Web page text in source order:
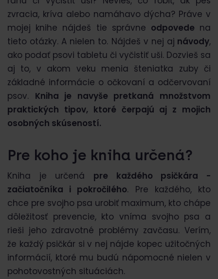
zvracia, kríva alebo namáhavo dýcha? Práve v
mojej knihe nájdeš tie správne odpovede na
tieto otázky. A nielen to. Nájdeš v nej aj návody,
ako podať psovi tabletu či vyčistiť uši. Dozvieš sa
aj to, v akom veku menia šteniatka zuby či
základné informácie o očkovaní a odčervovaní
psov. Kniha je navyše pretkaná množstvom
praktických tipov, ktoré čerpajú aj z mojich
osobných skúseností.
Pre koho je kniha určená?
Kniha je určená pre každého psičkára -
začiatočníka i pokročilého. Pre každého, kto
chce pre svojho psa urobiť maximum, kto chápe
dôležitosť prevencie, kto vníma svojho psa a
rieši jeho zdravotné problémy zavčasu. Verím,
že každý psičkár si v nej nájde kopec užitočných
informácií, ktoré mu budú nápomocné nielen v
pohotovostných situáciách.